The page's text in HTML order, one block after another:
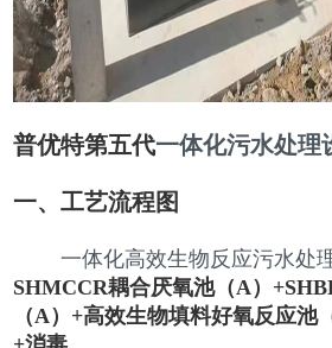
普优特第五代一体化污水处理
一、工艺流程图
一体化高效生物反应污水处
SHMCCR耦合厌氧池（A）
（A）+高效生物填料好氧反应池